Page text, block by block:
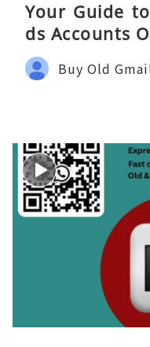
Your Guide
ds Accounts
Buy Old